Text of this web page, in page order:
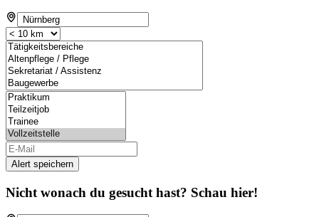
Alert speichern
Nicht wonach du gesucht hast? Schau hier!